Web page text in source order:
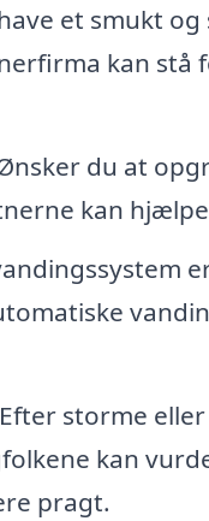
et smukt
kan
du at
kan
Efter storme
kan
pragt.